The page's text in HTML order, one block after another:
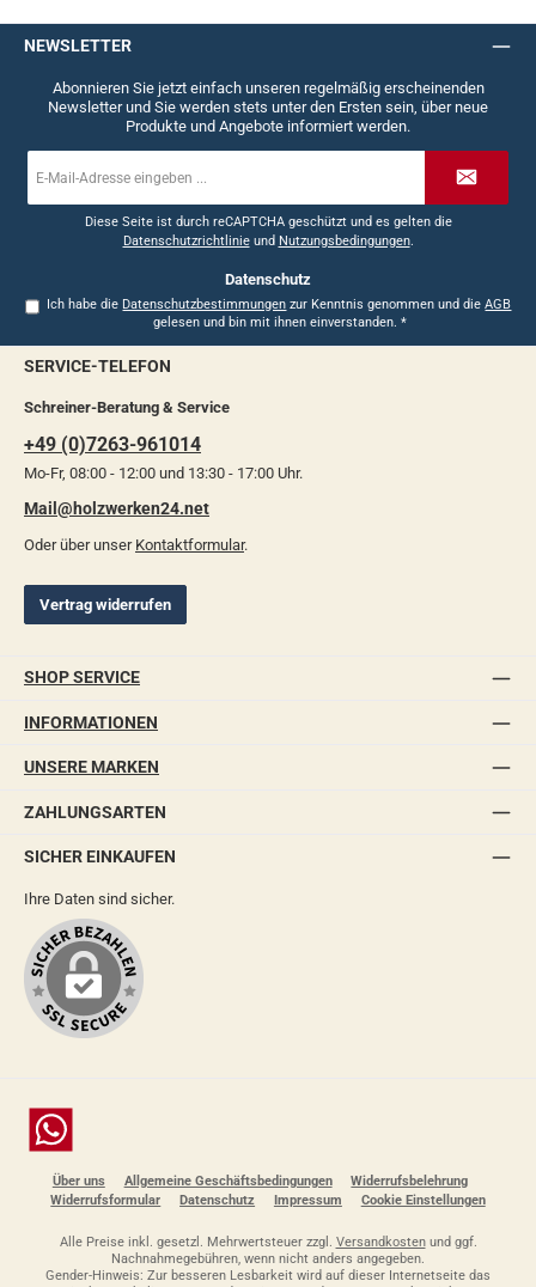
NEWSLETTER
Abonnieren Sie jetzt einfach unseren regelmäßig erscheinenden
Newsletter und Sie werden stets unter den Ersten sein, über neue
Produkte und Angebote informiert werden.
Mail-
Diese Seite ist durch reCAPTCHA geschützt und es gelten die
Datenschutzrichtlinieund Nutzungsbedingungen.
Datenschutz
Ich habe die Datenschutzbestimmungen zur Kenntnis genommen und dieAGB
gelesen und bin mit ihnen einverstanden. *
SERVICE-TELEFON
Schreiner-Beratung & Service
+49 (0)7263-961014
Mo-Fr, 08:00 - 12:00 und 13:30 - 17:00 Uhr.
Mail@holzwerken24.net
Oder über unser Kontaktformular.
Vertrag widerrufen
SHOP SERVICE
INFORMATIONEN
UNSERE MARKEN
ZAHLUNGSARTEN
SICHER EINKAUFEN
Ihre Daten sind sicher.
Chat
Über uns Allgemeine Geschäftsbedingungen
Widerrufsbelehrung
Widerrufsformular
Datenschutz Impressum Cookie Einstellungen
Alle Preise inkl. gesetzl. Mehrwertsteuer zzgl. Versandkostenund ggf.
Nachnahmegebühren, wenn nicht anders angegeben.
Gender-Hinweis: Zur besseren Lesbarkeit wird auf dieser Internetseite das